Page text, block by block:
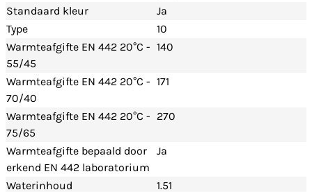
Standaard kleur
Ja
Type
10
Warmteafgifte EN 442 20°C -
55/45
140
Warmteafgifte EN 442 20°C -
70/40
171
Warmteafgifte EN 442 20°C -
75/65
270
Warmteafgifte bepaald door
erkend EN 442 laboratorium
Ja
Waterinhoud
1.51